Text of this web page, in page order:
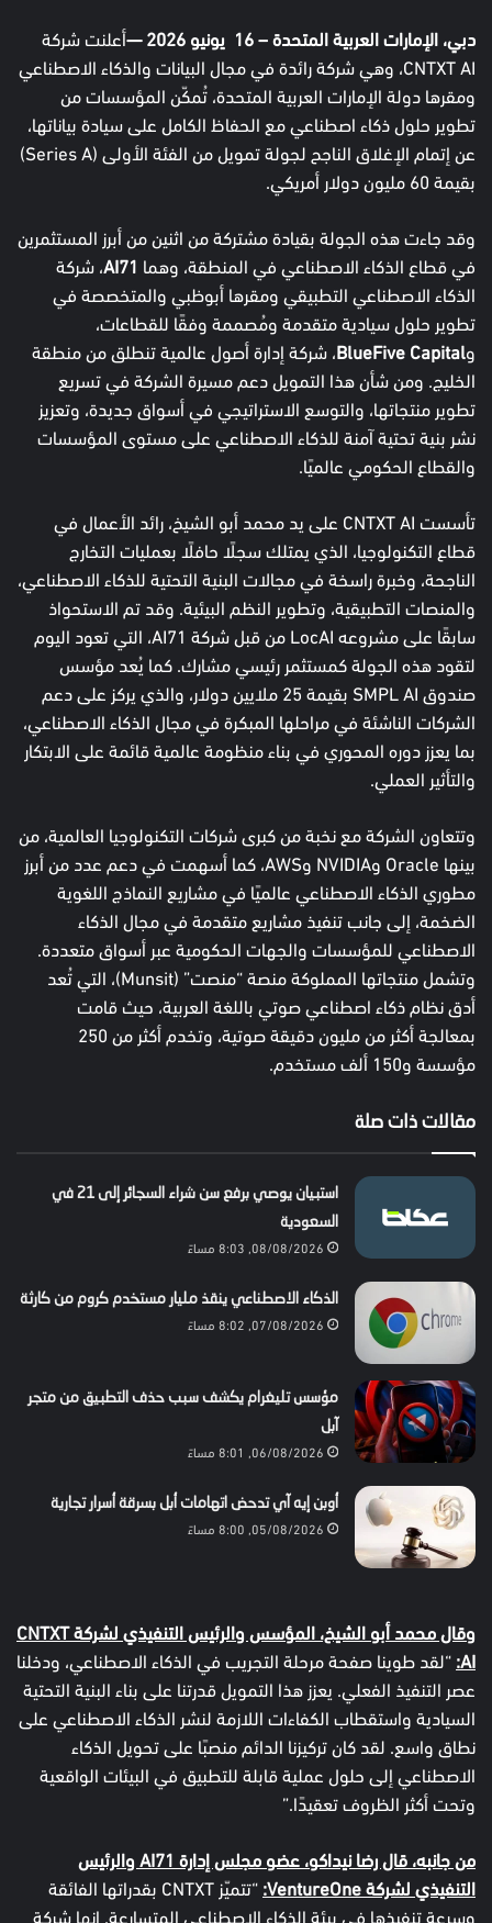
دبي، الإمارات العربية المتحدة –16 يونيو
أعلنت شركة
CNTXT AI، وهي شركة رائدة في مجال البيانات والذكاء الاصطناعي
ومقرها دولة الإمارات العربية المتحدة، تُمكّن المؤسسات من
تطوير حلول ذكاء اصطناعي مع الحفاظ الكامل على سيادة بياناتها،
عن إتمام الإغلاق الناجح لجولة تمويل من الفئة الأولى (Series A)
بقيمة 60 مليون دولار أمريكي.
وقد جاءت هذه الجولة بقيادة مشتركة من اثنين من أبرز المستثمرين
في قطاع الذكاء الاصطناعي في المنطقة، وهما
، شركة
الذكاء الاصطناعي التطبيقي ومقرها أبوظبي والمتخصصة في
تطوير حلول سيادية متقدمة ومُصممة وفقًا للقطاعات،
وBlueFive Capital، شركة إدارة أصول عالمية تنطلق من منطقة
الخليج. ومن شأن هذا التمويل دعم مسيرة الشركة في تسريع
تطوير منتجاتها، والتوسع الاستراتيجي في أسواق جديدة، وتعزيز
نشر بنية تحتية آمنة للذكاء الاصطناعي على مستوى المؤسسات
والقطاع الحكومي عالميًا.
تأسست CNTXT AI على يد محمد أبو الشيخ، رائد الأعمال في
قطاع التكنولوجيا، الذي يمتلك سجلًا حافلًا بعمليات التخارج
الناجحة، وخبرة راسخة في مجالات البنية التحتية للذكاء الاصطناعي،
والمنصات التطبيقية، وتطوير النظم البيئية. وقد تم الاستحواذ
سابقًا على مشروعه LocAI من قبل شركة AI71، التي تعود اليوم
لتقود هذه الجولة كمستثمر رئيسي مشارك. كما يُعد مؤسس
صندوق SMPL AI بقيمة 25 ملايين دولار، والذي يركز على دعم
الشركات الناشئة في مراحلها المبكرة في مجال الذكاء الاصطناعي،
بما يعزز دوره المحوري في بناء منظومة عالمية قائمة على الابتكار
والتأثير العملي.
وتتعاون الشركة مع نخبة من كبرى شركات التكنولوجيا العالمية، من
بينها Oracle وNVIDIA وAWS، كما أسهمت في دعم عدد من أبرز
مطوري الذكاء الاصطناعي عالميًا في مشاريع النماذج اللغوية
الضخمة، إلى جانب تنفيذ مشاريع متقدمة في مجال الذكاء
الاصطناعي للمؤسسات والجهات الحكومية عبر أسواق متعددة.
وتشمل منتجاتها المملوكة منصة “منصت” (Munsit)، التي تُعد
أدق نظام ذكاء اصطناعي صوتي باللغة العربية، حيث قامت
بمعالجة أكثر من مليون دقيقة صوتية، وتخدم أكثر من 250
مؤسسة و150 ألف مستخدم.
مقالات ذات صلة
استبيان يوصي برفع سن شراء السجائر إلى 21 في
السعودية
08/08/2026, 8:03 مساءً
الذكاء الاصطناعي ينقذ مليار مستخدم كروم من كارثة
07/08/2026, 8:02 مساءً
مؤسس تليغرام يكشف سبب حذف التطبيق من متجر
آبل
06/08/2026, 8:01 مساءً
أوبن إيه آي تدحض اتهامات أبل بسرقة أسرار تجارية
05/08/2026, 8:00 مساءً
وقال محمد أبو الشيخ، المؤسس والرئيس التنفيذي لشركةCNTXT
AI: “لقد طوينا صفحة مرحلة التجريب في الذكاء الاصطناعي، ودخلنا
عصر التنفيذ الفعلي. يعزز هذا التمويل قدرتنا على بناء البنية التحتية
السيادية واستقطاب الكفاءات اللازمة لنشر الذكاء الاصطناعي على
نطاق واسع. لقد كان تركيزنا الدائم منصبًا على تحويل الذكاء
الاصطناعي إلى حلول عملية قابلة للتطبيق في البيئات الواقعية
وتحت أكثر الظروف تعقيدًا.”
من جانبه، قال رضا نيداكو، عضو مجلس إدارة AI71 والرئيس
التنفيذي لشركةVentureOne:
“تتميّز CNTXT بقدراتها الفائقة
وسرعة تنفيذها في بيئة الذكاء الاصطناعي المتسارعة. إنها شركة